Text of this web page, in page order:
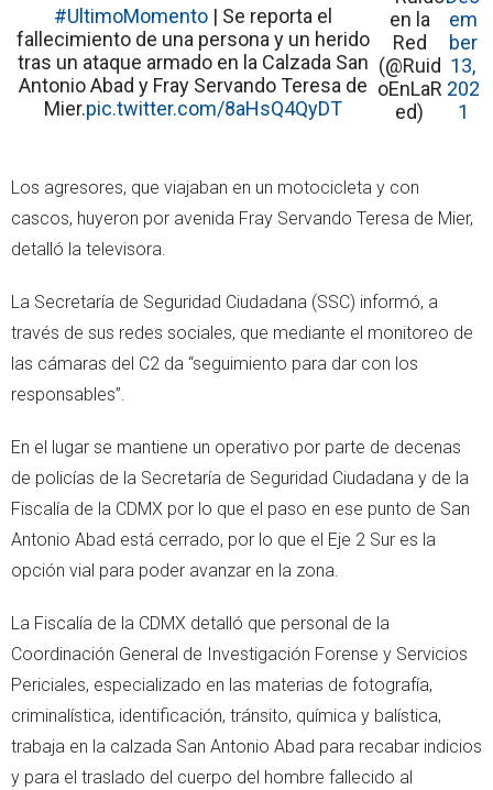
#UltimoMomento| Se reporta el
fallecimiento de una persona y un herido
tras un ataque armado en la Calzada San
Antonio Abad y Fray Servando Teresa de
Mier.pic.twitter.com/8aHsQ4QyDT
en la
Red
(@Ruid
oEnLaR
ed)
em
ber
13,
202
1
Los agresores, que viajaban en un motocicleta y con
cascos, huyeron por avenida Fray Servando Teresa de Mier,
detalló la televisora.
La Secretaría de Seguridad Ciudadana (SSC) informó, a
través de sus redes sociales, que mediante el monitoreo de
las cámaras del C2 da “seguimiento para dar con los
responsables”.
En el lugar se mantiene un operativo por parte de decenas
de policías de la Secretaría de Seguridad Ciudadana y de la
Fiscalía de la CDMX por lo que el paso en ese punto de San
Antonio Abad está cerrado, por lo que el Eje 2 Sur es la
opción vial para poder avanzar en la zona.
La Fiscalía de la CDMX detalló que personal de la
Coordinación General de Investigación Forense y Servicios
Periciales, especializado en las materias de fotografía,
criminalística, identificación, tránsito, química y balística,
trabaja en la calzada San Antonio Abad para recabar indicios
y para el traslado del cuerpo del hombre fallecido al